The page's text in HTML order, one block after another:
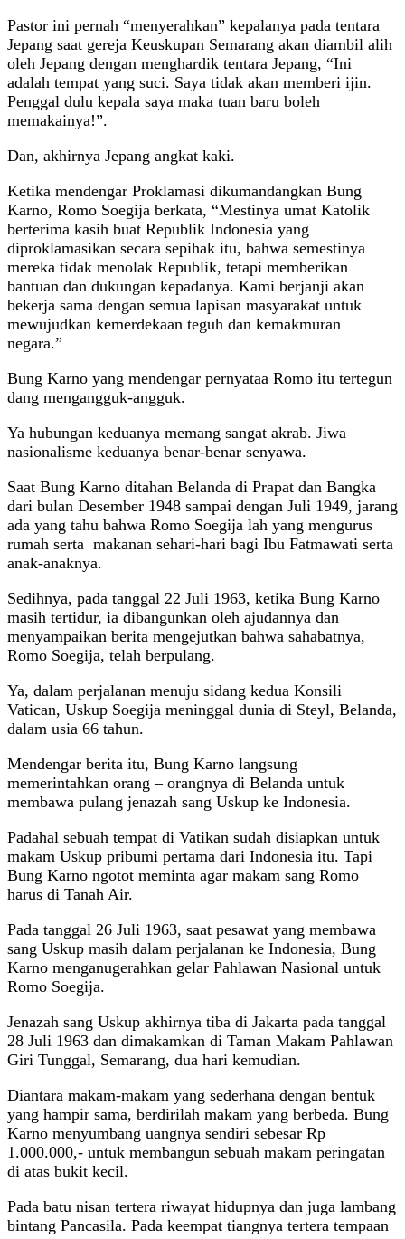
Pastor ini pernah “menyerahkan” kepalanya pada tentara
Jepang saat gereja Keuskupan Semarang akan diambil alih
oleh Jepang dengan menghardik tentara Jepang, “Ini
adalah tempat yang suci. Saya tidak akan memberi ijin.
Penggal dulu kepala saya maka tuan baru boleh
memakainya!”.
Dan, akhirnya Jepang angkat kaki.
Ketika mendengar Proklamasi dikumandangkan Bung
Karno, Romo Soegija berkata, “Mestinya umat Katolik
berterima kasih buat Republik Indonesia yang
diproklamasikan secara sepihak itu, bahwa semestinya
mereka tidak menolak Republik, tetapi memberikan
bantuan dan dukungan kepadanya. Kami berjanji akan
bekerja sama dengan semua lapisan masyarakat untuk
mewujudkan kemerdekaan teguh dan kemakmuran
negara.”
Bung Karno yang mendengar pernyataa Romo itu tertegun
dang mengangguk-angguk.
Ya hubungan keduanya memang sangat akrab. Jiwa
nasionalisme keduanya benar-benar senyawa.
Saat Bung Karno ditahan Belanda di Prapat dan Bangka
dari bulan Desember 1948 sampai dengan Juli 1949, jarang
ada yang tahu bahwa Romo Soegija lah yang mengurus
rumah serta makanan sehari-hari bagi Ibu Fatmawati serta
anak-anaknya.
Sedihnya, pada tanggal 22 Juli 1963, ketika Bung Karno
masih tertidur, ia dibangunkan oleh ajudannya dan
menyampaikan berita mengejutkan bahwa sahabatnya,
Romo Soegija, telah berpulang.
Ya, dalam perjalanan menuju sidang kedua Konsili
Vatican, Uskup Soegija meninggal dunia di Steyl, Belanda,
dalam usia 66 tahun.
Mendengar berita itu, Bung Karno langsung
memerintahkan orang – orangnya di Belanda untuk
membawa pulang jenazah sang Uskup ke Indonesia.
Padahal sebuah tempat di Vatikan sudah disiapkan untuk
makam Uskup pribumi pertama dari Indonesia itu. Tapi
Bung Karno ngotot meminta agar makam sang Romo
harus di Tanah Air.
Pada tanggal 26 Juli 1963, saat pesawat yang membawa
sang Uskup masih dalam perjalanan ke Indonesia, Bung
Karno menganugerahkan gelar Pahlawan Nasional untuk
Romo Soegija.
Jenazah sang Uskup akhirnya tiba di Jakarta pada tanggal
28 Juli 1963 dan dimakamkan di Taman Makam Pahlawan
Giri Tunggal, Semarang, dua hari kemudian.
Diantara makam-makam yang sederhana dengan bentuk
yang hampir sama, berdirilah makam yang berbeda. Bung
Karno menyumbang uangnya sendiri sebesar Rp
1.000.000,- untuk membangun sebuah makam peringatan
di atas bukit kecil.
Pada batu nisan tertera riwayat hidupnya dan juga lambang
bintang Pancasila. Pada keempat tiangnya tertera tempaan